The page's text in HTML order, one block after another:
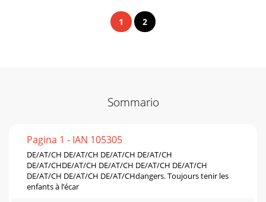
1 2
Sommario
Pagina 1 - IAN 105305
DE/AT/CH DE/AT/CH DE/AT/CH DE/AT/CH
DE/AT/CHDE/AT/CH DE/AT/CH DE/AT/CH DE/AT/CH
DE/AT/CH DE/AT/CH DE/AT/CHdangers. Toujours tenir les
enfants à l’écar